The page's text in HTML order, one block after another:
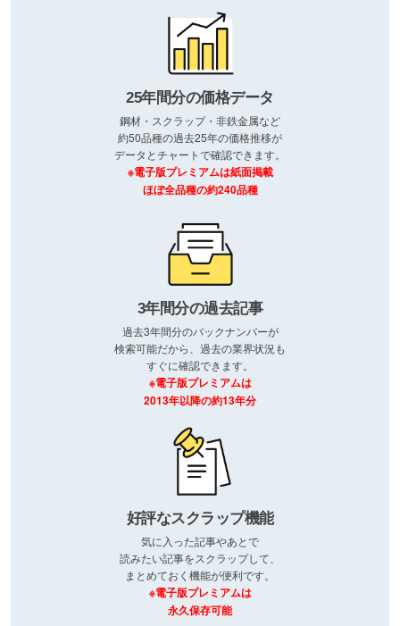
25年間分の価格データ
鋼材・スクラップ・非鉄金属など
約50品種の過去25年の価格推移が
データとチャートで確認できます。
※電子版プレミアムは紙面掲載
ほぼ全品種の約240品種
3年間分の過去記事
過去3年間分のバックナンバーが
検索可能だから、過去の業界状況も
すぐに確認できます。
※電子版プレミアムは
2013年以降の約13年分
好評なスクラップ機能
気に入った記事やあとで
読みたい記事をスクラップして、
まとめておく機能が便利です。
※電子版プレミアムは
永久保存可能